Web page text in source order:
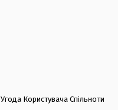
Угода Користувача Спільноти